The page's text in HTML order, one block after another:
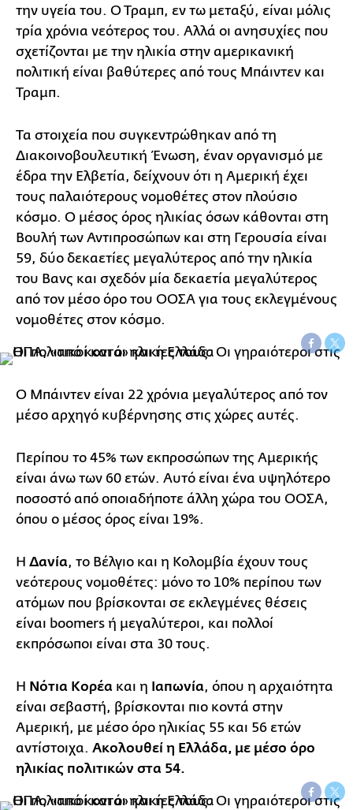
την υγεία του. Ο Τραμπ, εν τω μεταξύ, είναι μόλις
τρία χρόνια νεότερος του. Αλλά οι ανησυχίες που
σχετίζονται με την ηλικία στην αμερικανική
πολιτική είναι βαθύτερες από τους Μπάιντεν και
Τραμπ.
Τα στοιχεία που συγκεντρώθηκαν από τη
Διακοινοβουλευτική Ένωση, έναν οργανισμό με
έδρα την Ελβετία, δείχνουν ότι η Αμερική έχει
τους παλαιότερους νομοθέτες στον πλούσιο
κόσμο. Ο μέσος όρος ηλικίας όσων κάθονται στη
Βουλή των Αντιπροσώπων και στη Γερουσία είναι
59, δύο δεκαετίες μεγαλύτερος από την ηλικία
του Βανς και σχεδόν μία δεκαετία μεγαλύτερος
από τον μέσο όρο του ΟΟΣΑ για τους εκλεγμένους
νομοθέτες στον κόσμο.
Ο Μπάιντεν είναι 22 χρόνια μεγαλύτερος από τον
μέσο αρχηγό κυβέρνησης στις χώρες αυτές.
Περίπου το 45% των εκπροσώπων της Αμερικής
είναι άνω των 60 ετών. Αυτό είναι ένα υψηλότερο
ποσοστό από οποιαδήποτε άλλη χώρα του ΟΟΣΑ,
όπου ο μέσος όρος είναι 19%.
Η Δανία, το Βέλγιο και η Κολομβία έχουν τους
νεότερους νομοθέτες: μόνο το 10% περίπου των
ατόμων που βρίσκονται σε εκλεγμένες θέσεις
είναι boomers ή μεγαλύτεροι, και πολλοί
εκπρόσωποι είναι στα 30 τους.
Η Νότια Κορέα και η Ιαπωνία, όπου η αρχαιότητα
είναι σεβαστή, βρίσκονται πιο κοντά στην
Αμερική, με μέσο όρο ηλικίας 55 και 56 ετών
αντίστοιχα. Ακολουθεί η Ελλάδα, με μέσο όρο
ηλικίας πολιτικών στα 54.